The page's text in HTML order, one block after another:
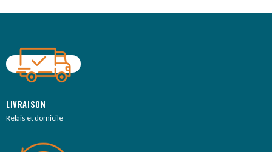
LIVRAISON
Relais et domicile